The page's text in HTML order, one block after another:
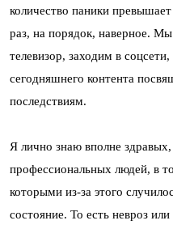
количество паники
раз, на порядок, наверное.
телевизор, заходим в
сегодняшнего контента
последствиям.
Я лично знаю вполне
профессиональных людей, в
которыми из-за этого
состояние. То есть невроз